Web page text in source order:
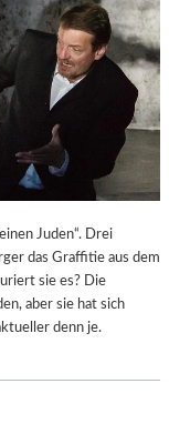
Juden“. Drei
das Graffitie aus dem
sie es? Die
aber sie hat sich
denn je.